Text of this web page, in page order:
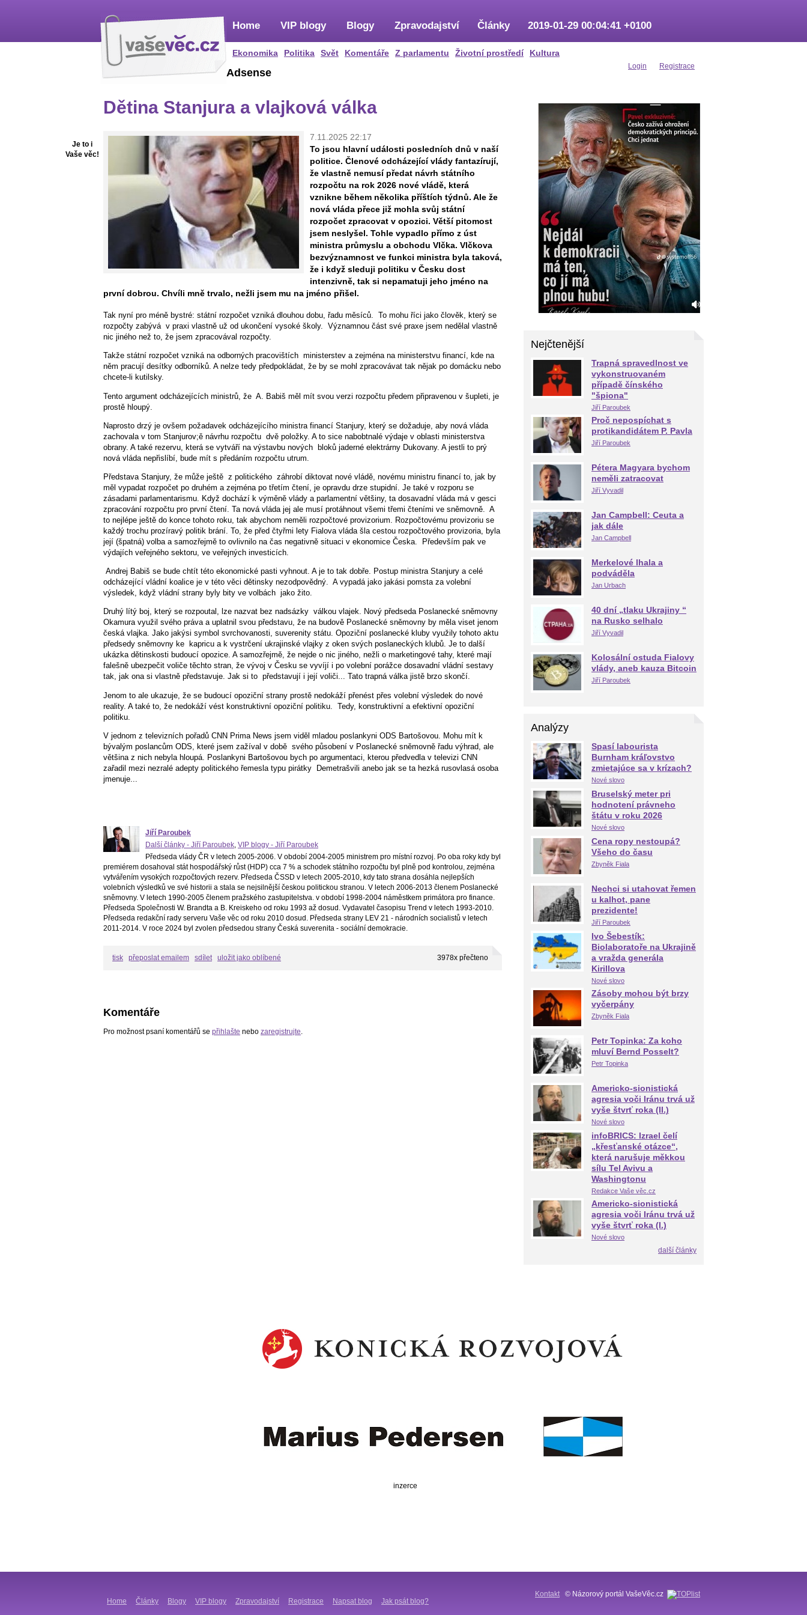
Home
Ekonomika Politika Svět Komentáře Z parlamentu Životní prostředí Kultura
VIP blogy Blogy Zpravodajství Články 2019-01-29 00:04:41 +0100
Login Registrace
Je to i
Vaše věc!
Adsense
Dětina Stanjura a vlajková válka
7.11.2025 22:17
To jsou hlavní události posledních dnů v naší
politice. Členové odcházející vlády fantazírují,
že vlastně nemusí předat návrh státního
rozpočtu na rok 2026 nové vládě, která
vznikne během několika příštích týdnů. Ale že
nová vláda přece již mohla svůj státní
rozpočet zpracovat v opozici. Větší pitomost
jsem neslyšel. Tohle vypadlo přímo z úst
ministra průmyslu a obchodu Vlčka. Vlčkova
bezvýznamnost ve funkci ministra byla taková,
že i když sleduji politiku v Česku dost
intenzivně, tak si nepamatuji jeho jméno na
první dobrou. Chvíli mně trvalo, nežli jsem mu na jméno přišel.
Tak nyní pro méně bystré: státní rozpočet vzniká dlouhou dobu, řadu měsíců. To mohu říci jako člověk, který se
rozpočty zabývá v praxi vlastně už od ukončení vysoké školy. Významnou část své praxe jsem nedělal vlastně
nic jiného než to, že jsem zpracovával rozpočty.
Takže státní rozpočet vzniká na odborných pracovištích ministerstev a zejména na ministerstvu financí, kde na
něm pracují desítky odborníků. A nelze tedy předpokládat, že by se mohl zpracovávat tak nějak po domácku nebo
chcete-li kutilsky.
Tento argument odcházejících ministrů, že A. Babiš měl mít svou verzi rozpočtu předem připravenou v šupleti, je
prostě hloupý.
Naprosto drzý je ovšem požadavek odcházejícího ministra financí Stanjury, který se dožaduje, aby nová vláda
zachovala v tom Stanjurov;ě návrhu rozpočtu dvě položky. A to sice nabobtnalé výdaje v oblasti ministerstva
obrany. A také rezervu, která se vytváří na výstavbu nových bloků jaderné elektrárny Dukovany. A jestli to prý
nová vláda nepřislíbí, bude mít s předáním rozpočtu utrum.
Představa Stanjury, že může ještě z politického záhrobí diktovat nové vládě, novému ministru financí to, jak by
měl vypadat rozpočet po druhém a zejména po třetím čtení, je opravdu drze stupidní. Je také v rozporu se
zásadami parlamentarismu. Když dochází k výměně vlády a parlamentní většiny, ta dosavadní vláda má v gesci
zpracování rozpočtu pro první čtení. Ta nová vláda jej ale musí protáhnout všemi třemi čteními ve sněmovně. A
to nejlépe ještě do konce tohoto roku, tak abychom neměli rozpočtové provizorium. Rozpočtovému provizoriu se
každý trochu prozíravý politik brání. To, že před čtyřmi lety Fialova vláda šla cestou rozpočtového provizoria, byla
její (špatná) volba a samozřejmě to ovlivnilo na čas negativně situaci v ekonomice Česka. Především pak ve
výdajích veřejného sektoru, ve veřejných investicích.
Andrej Babiš se bude chtít této ekonomické pasti vyhnout. A je to tak dobře. Postup ministra Stanjury a celé
odcházející vládní koalice je v této věci dětinsky nezodpovědný. A vypadá jako jakási pomsta za volební
výsledek, když vládní strany byly bity ve volbách jako žito.
Druhý lítý boj, který se rozpoutal, lze nazvat bez nadsázky válkou vlajek. Nový předseda Poslanecké sněmovny
Okamura využil svého práva a uplatnil svou představu, že na budově Poslanecké sněmovny by měla viset jenom
česká vlajka. Jako jakýsi symbol svrchovanosti, suverenity státu. Opoziční poslanecké kluby využily tohoto aktu
předsedy sněmovny ke kapricu a k vystrčení ukrajinské vlajky z oken svých poslaneckých klubů. Je to další
ukázka dětinskosti budoucí opozice. A samozřejmě, že nejde o nic jiného, nežli o marketingové tahy, které mají
falešně ubezpečit voliče těchto stran, že vývoj v Česku se vyvíjí i po volební porážce dosavadní vládní sestavy
tak, jak ona si vlastně představuje. Jak si to představují i její voliči... Tato trapná válka jistě brzo skončí.
Jenom to ale ukazuje, že se budoucí opoziční strany prostě nedokáží přenést přes volební výsledek do nové
reality. A také to, že nedokáží vést konstruktivní opoziční politiku. Tedy, konstruktivní a efektivní opoziční
politiku.
V jednom z televizních pořadů CNN Prima News jsem viděl mladou poslankyni ODS Bartošovou. Mohu mít k
bývalým poslancům ODS, které jsem zažíval v době svého působení v Poslanecké sněmovně řadu výhrad, ale
většina z nich nebyla hloupá. Poslankyni Bartošovou bych po argumentaci, kterou předvedla v televizi CNN
zařadil mezi nezralé adepty politického řemesla typu pirátky Demetrašvili anebo jak se ta hezká rusovlasá osoba
jmenuje...
Jiří Paroubek
Další články - Jiří Paroubek, VIP blogy - Jiří Paroubek
Předseda vlády ČR v letech 2005-2006. V období 2004-2005 ministrem pro místní rozvoj. Po oba roky kdy byl
premiérem dosahoval stát hospodářský růst (HDP) cca 7 % a schodek státního rozpočtu byl plně pod kontrolou, zejména
vytvářením vysokých rozpočtových rezerv. Předseda ČSSD v letech 2005-2010, kdy tato strana dosáhla nejlepších
volebních výsledků ve své historii a stala se nejsilnější českou politickou stranou. V letech 2006-2013 členem Poslanecké
sněmovny. V letech 1990-2005 členem pražského zastupitelstva. v období 1998-2004 náměstkem primátora pro finance.
Předseda Společnosti W. Brandta a B. Kreiskeho od roku 1993 až dosud. Vydavatel časopisu Trend v letech 1993-2010.
Předseda redakční rady serveru Vaše věc od roku 2010 dosud. Předseda strany LEV 21 - národních socialistů v letech
2011-2014. V roce 2024 byl zvolen předsedou strany Česká suverenita - sociální demokracie.
tisk přeposlat emailem sdílet uložit jako oblíbené 3978x přečteno
Komentáře
Pro možnost psaní komentářů se přihlašte nebo zaregistrujte.
Nejčtenější
Trapná spravedlnost ve
vykonstruovaném
případě čínského
"špiona"
Jiří Paroubek
Proč nepospíchat s
protikandidátem P. Pavla
Jiří Paroubek
Pétera Magyara bychom
neměli zatracovat
Jiří Vyvadil
Jan Campbell: Ceuta a
jak dále
Jan Campbell
Merkelové lhala a
podváděla
Jan Urbach
40 dní „tlaku Ukrajiny “
na Rusko selhalo
Jiří Vyvadil
Kolosální ostuda Fialovy
vlády, aneb kauza Bitcoin
Jiří Paroubek
Analýzy
Spasí labourista
Burnham kráľovstvo
zmietajúce sa v krízach?
Nové slovo
Bruselský meter pri
hodnotení právneho
štátu v roku 2026
Nové slovo
Cena ropy nestoupá?
Všeho do času
Zbyněk Fiala
Nechci si utahovat řemen
u kalhot, pane
prezidente!
Jiří Paroubek
Ivo Šebestík:
Biolaboratoře na Ukrajině
a vražda generála
Kirillova
Nové slovo
Zásoby mohou být brzy
vyčerpány
Zbyněk Fiala
Petr Topinka: Za koho
mluví Bernd Posselt?
Petr Topinka
Americko-sionistická
agresia voči Iránu trvá už
vyše štvrť roka (II.)
Nové slovo
infoBRICS: Izrael čelí
„křesťanské otázce“,
která narušuje měkkou
sílu Tel Avivu a
Washingtonu
Redakce Vaše věc.cz
Americko-sionistická
agresia voči Iránu trvá už
vyše štvrť roka (I.)
Nové slovo
další články
inzerce
Home Články Blogy VIP blogy Zpravodajství Registrace Napsat blog Jak psát blog?
Kontakt © Názorový portál VašeVěc.cz